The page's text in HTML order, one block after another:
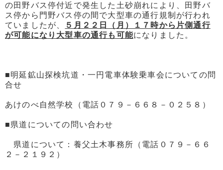
の田野バス停付近で発生した土砂崩れにより、田野バ
ス停から門野バス停の間で大型車の通行規制が行われ
ていましたが、
５月２２日（月）１７時から片側通行
が可能になり大型車の通行も可能になりました。
■明延鉱山探検坑道・一円電車体験乗車会についての問
合せ
あけのべ自然学校（電話０７９－６６８－０２５８）
■県道についての問い合わせ
県道について：養父土木事務所（電話０７９－６６
２－２１９２）